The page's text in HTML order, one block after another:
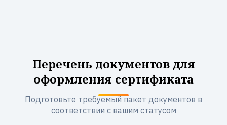
Перечень документов для
оформления сертификата
Подготовьте требуемый пакет документов в
соответствии с вашим статусом